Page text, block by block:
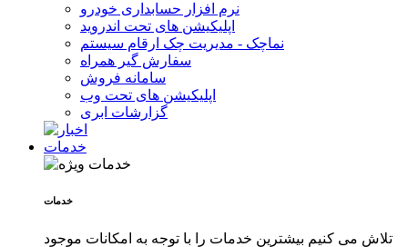
نرم افزار حسابداری خودرو
اپلیکیشن های تحت اندروید
نماچک - مدیریت چک ارقام سیستم
سفارش گیر همراه
سامانه فروش
اپلیکیشن های تحت وب
گزارشات ابری
خدمات
خدمات
تلاش می کنیم بیشترین خدمات را با توجه به امکانات موجود